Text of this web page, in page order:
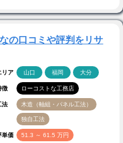
の口コミや評判をリサ
リア 山口 福岡 大分
徴 ローコストな工務店
法 木造（軸組・パネル工法）
独自工法
単価 51.3 ～ 61.5 万円